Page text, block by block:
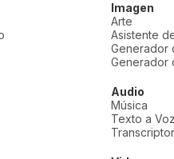
Imagen
Arte
Asistente
Generador
Generador
Audio
Música
Texto a Voz
Transcriptor